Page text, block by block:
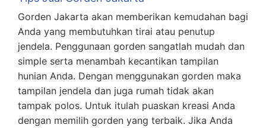
Gorden Jakarta akan memberikan kemudahan bagi
Anda yang membutuhkan tirai atau penutup
jendela. Penggunaan gorden sangatlah mudah dan
simple serta menambah kecantikan tampilan
hunian Anda. Dengan menggunakan gorden maka
tampilan jendela dan juga rumah tidak akan
tampak polos. Untuk itulah puaskan kreasi Anda
dengan memilih gorden yang terbaik. Jika Anda